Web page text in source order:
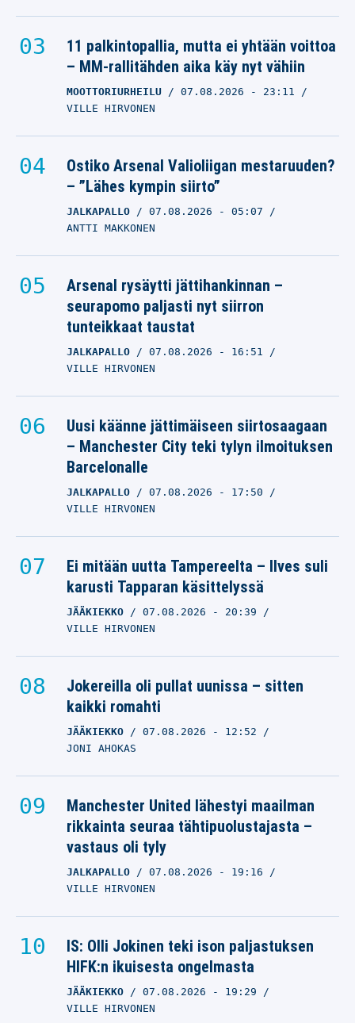
11 palkintopallia, mutta ei yhtään voittoa
– MM-rallitähden aika käy nyt vähiin
MOOTTORIURHEILU 07.08.2026 - 23:11
VILLE HIRVONEN
Ostiko Arsenal Valioliigan mestaruuden?
– ”Lähes kympin siirto”
JALKAPALLO 07.08.2026 - 05:07
ANTTI MAKKONEN
Arsenal rysäytti jättihankinnan –
seurapomo paljasti nyt siirron
tunteikkaat taustat
JALKAPALLO 07.08.2026 - 16:51
VILLE HIRVONEN
Uusi käänne jättimäiseen siirtosaagaan
– Manchester City teki tylyn ilmoituksen
Barcelonalle
JALKAPALLO 07.08.2026 - 17:50
VILLE HIRVONEN
Ei mitään uutta Tampereelta – Ilves suli
karusti Tapparan käsittelyssä
JÄÄKIEKKO 07.08.2026 - 20:39
VILLE HIRVONEN
Jokereilla oli pullat uunissa – sitten
kaikki romahti
JÄÄKIEKKO 07.08.2026 - 12:52
JONI AHOKAS
Manchester United lähestyi maailman
rikkainta seuraa tähtipuolustajasta –
vastaus oli tyly
JALKAPALLO 07.08.2026 - 19:16
VILLE HIRVONEN
IS: Olli Jokinen teki ison paljastuksen
HIFK:n ikuisesta ongelmasta
JÄÄKIEKKO 07.08.2026 - 19:29
VILLE HIRVONEN